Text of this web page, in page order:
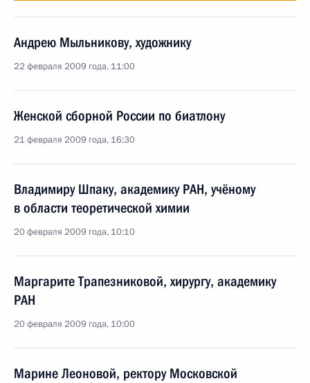
Андрею Мыльникову, художнику
22 февраля 2009 года, 11:00
Женской сборной России по биатлону
21 февраля 2009 года, 16:30
Владимиру Шпаку, академику РАН, учёному
в области теоретической химии
20 февраля 2009 года, 10:10
Маргарите Трапезниковой, хирургу, академику
РАН
20 февраля 2009 года, 10:00
Марине Леоновой, ректору Московской